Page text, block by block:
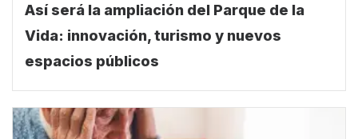
Así será la ampliación del Parque de la
Vida: innovación, turismo y nuevos
espacios públicos